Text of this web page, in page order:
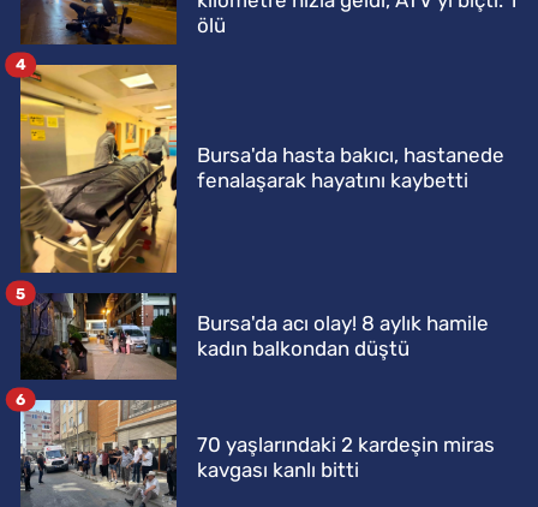
ölü
Bursa'da hasta bakıcı, hastanede
fenalaşarak hayatını kaybetti
4
Bursa'da acı olay! 8 aylık hamile
kadın balkondan düştü
5
70 yaşlarındaki 2 kardeşin miras
kavgası kanlı bitti
6